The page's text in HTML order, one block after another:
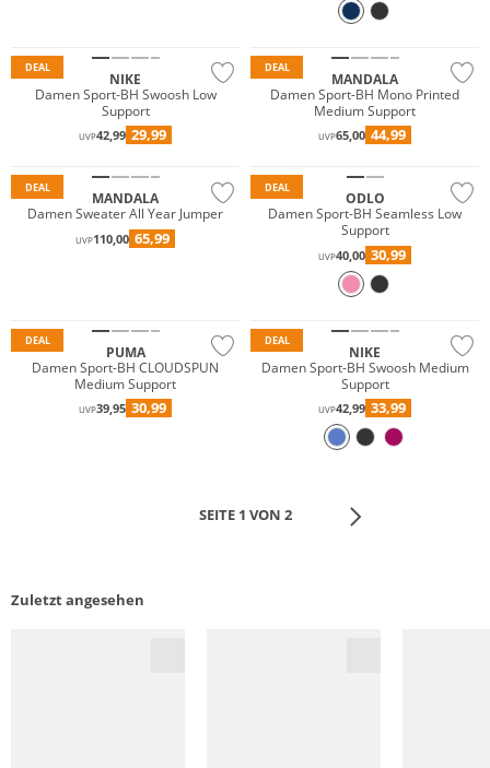
DEAL
NIKE
Damen Sport-BH Swoosh Low
Support
UVP42,99 29,99
DEAL
MANDALA
Damen Sport-BH Mono Printed
Medium Support
UVP65,00 44,99
DEAL
MANDALA
Damen Sweater All Year Jumper
UVP110,00 65,99
DEAL
ODLO
Damen Sport-BH Seamless Low
Support
UVP40,00 30,99
DEAL
PUMA
Damen Sport-BH CLOUDSPUN
Medium Support
UVP39,95 30,99
DEAL
NIKE
Damen Sport-BH Swoosh Medium
Support
UVP42,99 33,99
SEITE 1 VON 2
Zuletzt angesehen